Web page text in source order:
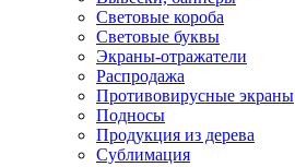
Световые короба
Световые буквы
Экраны-отражатели
Распродажа
Противовирусные экраны
Подносы
Продукция из дерева
Сублимация